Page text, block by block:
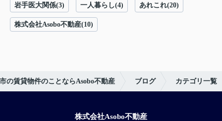
岩手医大関係(3) 一人暮らし(4) あれこれ(20)
株式会社Asobo不動産(10)
の賃貸物件のことならAsobo不動産 ブログ カテゴリ一覧
株式会社Asobo不動産